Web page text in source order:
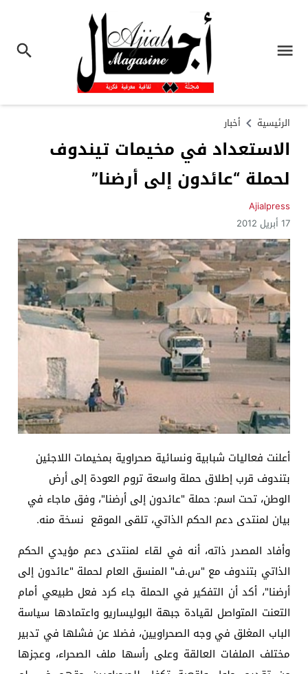
الرئيسية أخبار
الاستعداد في مخيمات تيندوف
لحملة “عائدون إلى أرضنا”
Ajialpress
17 أبريل 2012
أعلنت فعاليات شبابية ونسائية صحراوية بمخيمات اللاجئين
بتندوف قرب إطلاق حملة واسعة تروم العودة إلى أرض
الوطن، تحت اسم: حملة "عائدون إلى أرضنا"، وفق ماجاء في
بيان لمنتدى دعم الحكم الذاتي، تلقى الموقع نسخة منه.
وأفاد المصدر ذاته، أنه في لقاء لمنتدى دعم مؤيدي الحكم
الذاتي بتندوف مع "س.ف" المنسق العام لحملة "عائدون إلى
أرضنا"، أكد أن التفكير في الحملة جاء كرد فعل طبيعي أمام
التعنت المتواصل لقيادة جبهة البوليساريو واعتمادها سياسة
الباب المغلق في وجه الصحراويين، فضلا عن فشلها في تدبير
مختلف الملفات العالقة وعلى رأسها ملف الصحراء، وعجزها